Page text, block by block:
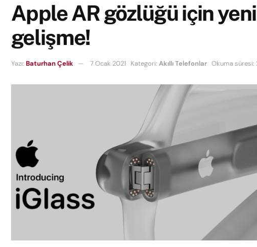
Apple AR gözlüğü için yeni
gelişme!
Yazı: Baturhan Çelik 7 Ocak 2021 Kategori: Akıllı Telefonlar Okuma süresi: